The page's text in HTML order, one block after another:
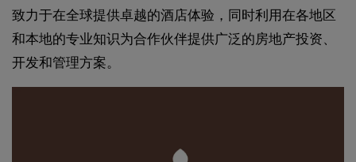
致力于在全球提供卓越的酒店体验，同时利用在各地区
和本地的专业知识为合作伙伴提供广泛的房地产投资、
开发和管理方案。